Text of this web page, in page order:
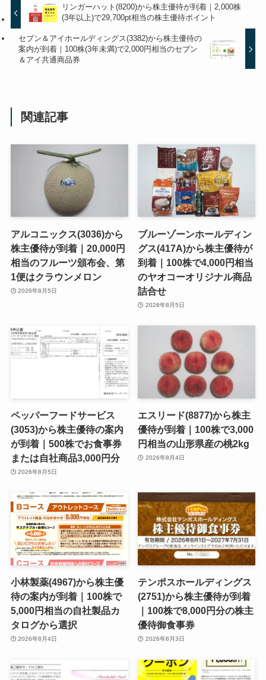
リンガーハット(8200)から株主優待が到着｜2,000株
(3年以上)で29,700pt相当の株主優待ポイント
セブン＆アイホールディングス(3382)から株主優待の
案内が到着｜100株(3年未満)で2,000円相当のセブン
＆アイ共通商品券
関連記事
アルコニックス(3036)から
株主優待が到着｜20,000円
相当のフルーツ頒布会、第
1便はクラウンメロン
2026年8月5日
ブルーゾーンホールディン
グス(417A)から株主優待が
到着｜100株で4,000円相当
のヤオコーオリジナル商品
詰合せ
2026年8月5日
ペッパーフードサービス
(3053)から株主優待の案内
が到着｜500株でお食事券
または自社商品3,000円分
2026年8月5日
エスリード(8877)から株主
優待が到着｜100株で3,000
円相当の山形県産の桃2kg
2026年8月4日
小林製薬(4967)から株主優
待の案内が到着｜100株で
5,000円相当の自社製品カ
タログから選択
2026年8月4日
テンポスホールディングス
(2751)から株主優待が到着
｜100株で8,000円分の株主
優待御食事券
2026年8月3日